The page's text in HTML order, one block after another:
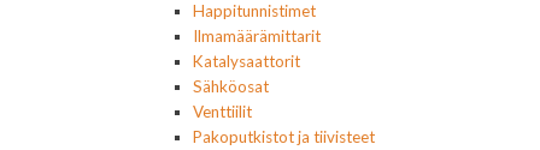
Happitunnistimet
Ilmamäärämittarit
Katalysaattorit
Sähköosat
Venttiilit
Pakoputkistot ja tiivisteet